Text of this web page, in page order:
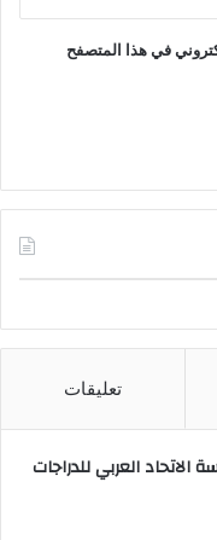
في هذا المتصفح
تعليقات
الاتحاد العربي للدراجات